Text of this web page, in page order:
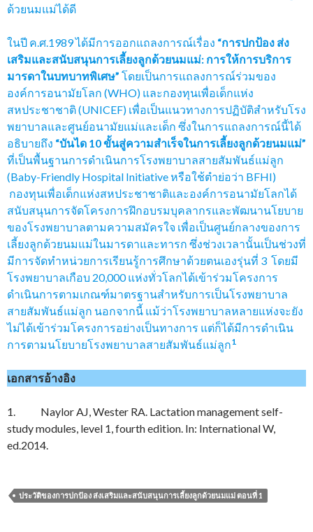
ด้วยนมแม่ได้ดี
ในปี ค.ศ.1989 ได้มีการออกแถลงการณ์เรื่อง “การปกป้อง ส่ง
เสริมและสนับสนุนการเลี้ยงลูกด้วยนมแม่: การให้การบริการ
มารดาในบทบาทพิเศษ” โดยเป็นการแถลงการณ์ร่วมของ
องค์การอนามัยโลก (WHO) และกองทุนเพื่อเด็กแห่ง
สหประชาชาติ (UNICEF) เพื่อเป็นแนวทางการปฏิบัติสำหรับโรง
พยาบาลและศูนย์อนามัยแม่และเด็ก ซึ่งในการแถลงการณ์นี้ได้
อธิบายถึง “บันได 10 ขั้นสู่ความสำเร็จในการเลี้ยงลูกด้วยนมแม่”
ที่เป็นพื้นฐานการดำเนินการโรงพยาบาลสายสัมพันธ์แม่ลูก
(Baby-Friendly Hospital Initiative หรือใช้ตำย่อว่า BFHI)
กองทุนเพื่อเด็กแห่งสหประชาชาติและองค์การอนามัยโลกได้
สนับสนุนการจัดโครงการฝึกอบรมบุคลากรและพัฒนานโยบาย
ของโรงพยาบาลตามความสมัครใจ เพื่อเป็นศูนย์กลางของการ
เลี้ยงลูกด้วยนมแม่ในมารดาและทารก ซึ่งช่วงเวลานั้นเป็นช่วงที่
มีการจัดทำหน่วยการเรียนรู้การศึกษาด้วยตนเองรุ่นที่ 3 โดยมี
โรงพยาบาลเกือบ 20,000 แห่งทั่วโลกได้เข้าร่วมโครงการ
ดำเนินการตามเกณฑ์มาตรฐานสำหรับการเป็นโรงพยาบาล
สายสัมพันธ์แม่ลูก นอกจากนี้ แม้ว่าโรงพยาบาลหลายแห่งจะยัง
ไม่ได้เข้าร่วมโครงการอย่างเป็นทางการ แต่ก็ได้มีการดำเนิน
การตามนโยบายโรงพยาบาลสายสัมพันธ์แม่ลูก1
เอกสารอ้างอิง
1. Naylor AJ, Wester RA. Lactation management self-
study modules, level 1, fourth edition. In: International W,
ed.2014.
ประวัติของการปกป้อง ส่งเสริมและสนับสนุนการเลี้ยงลูกด้วยนมแม่ ตอนที่ 1